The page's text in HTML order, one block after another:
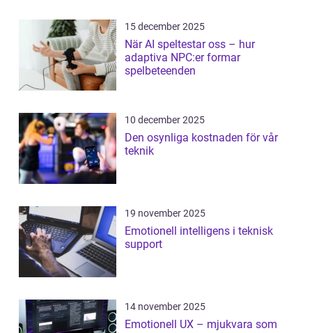
15 december 2025
När AI speltestar oss – hur
adaptiva NPC:er formar
spelbeteenden
10 december 2025
Den osynliga kostnaden för vår
teknik
19 november 2025
Emotionell intelligens i teknisk
support
14 november 2025
Emotionell UX – mjukvara som